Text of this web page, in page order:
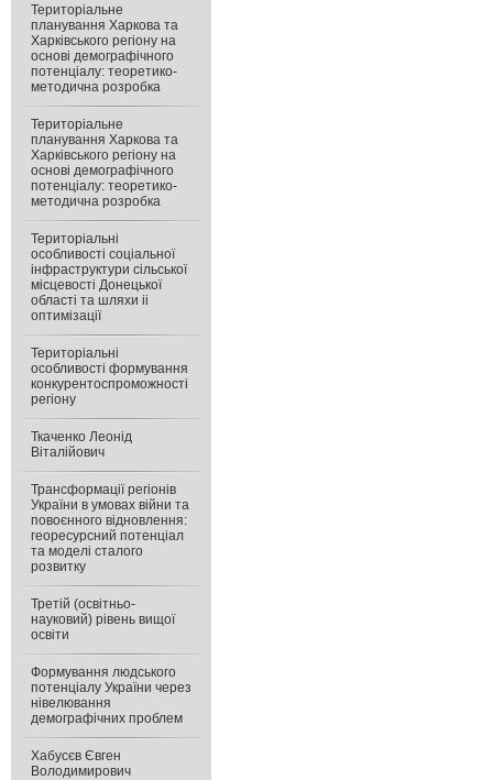
Територіальне
планування Харкова та
Харківського регіону на
основі демографічного
потенціалу: теоретико-
методична розробка
Територіальне
планування Харкова та
Харківського регіону на
основі демографічного
потенціалу: теоретико-
методична розробка
Територіальні
особливості соціальної
інфраструктури сільської
місцевості Донецької
області та шляхи іі
оптимізації
Територіальні
особливості формування
конкурентоспроможності
регіону
Ткаченко Леонід
Віталійович
Трансформації регіонів
України в умовах війни та
повоєнного відновлення:
георесурсний потенціал
та моделі сталого
розвитку
Третій (освітньо-
науковий) рівень вищої
освіти
Формування людського
потенціалу України через
нівелювання
демографічних проблем
Хабусєв Євген
Володимирович